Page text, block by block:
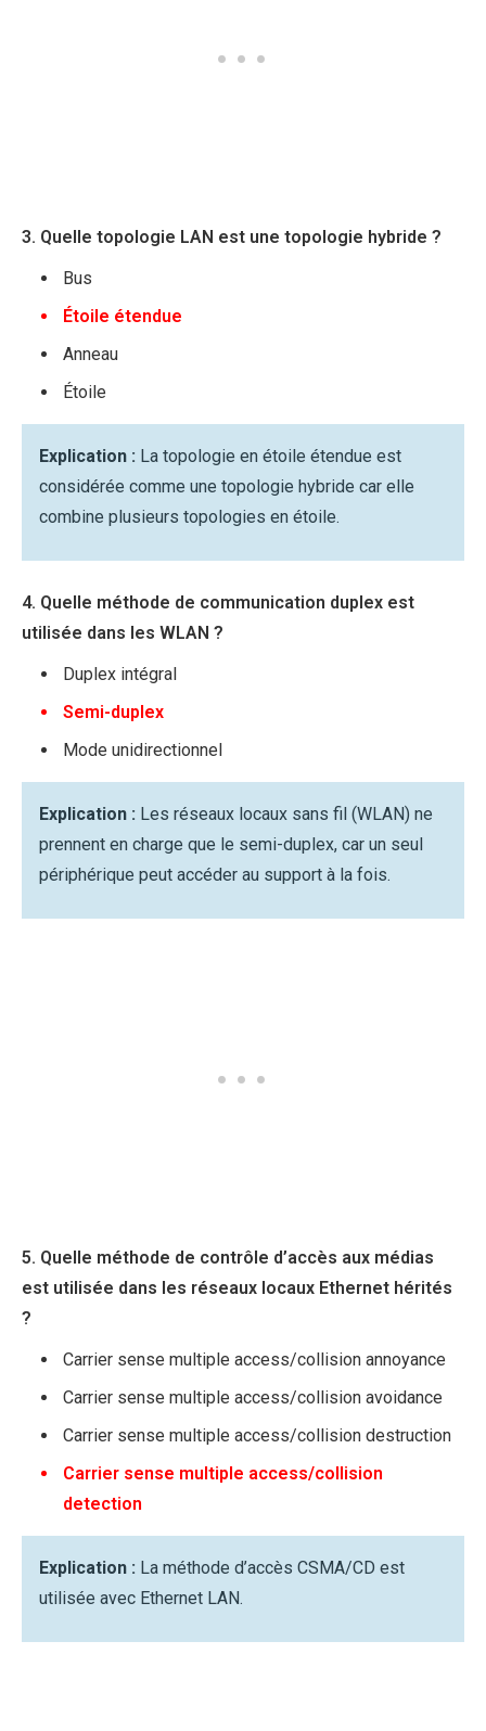
3. Quelle topologie LAN est une topologie hybride ?
Bus
Étoile étendue
Anneau
Étoile
Explication : La topologie en étoile étendue est
considérée comme une topologie hybride car elle
combine plusieurs topologies en étoile.
4. Quelle méthode de communication duplex est
utilisée dans les WLAN ?
Duplex intégral
Semi-duplex
Mode unidirectionnel
Explication : Les réseaux locaux sans fil (WLAN) ne
prennent en charge que le semi-duplex, car un seul
périphérique peut accéder au support à la fois.
5. Quelle méthode de contrôle d’accès aux médias
est utilisée dans les réseaux locaux Ethernet hérités
?
Carrier sense multiple access/collision annoyance
Carrier sense multiple access/collision avoidance
Carrier sense multiple access/collision destruction
Carrier sense multiple access/collision
detection
Explication : La méthode d’accès CSMA/CD est
utilisée avec Ethernet LAN.